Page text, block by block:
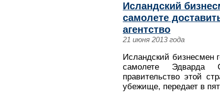
Исландский
самолете
агентство
21 июня 2013 года
Исландский бизнесмен
самолете
правительство этой
убежище, передает в